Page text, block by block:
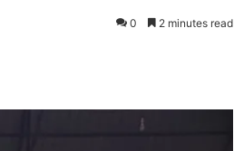
0 2 minutes read